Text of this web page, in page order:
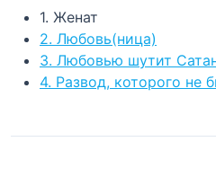
1. Женат
2. Любовь(ница)
3. Любовью шутит
4. Развод, которого не